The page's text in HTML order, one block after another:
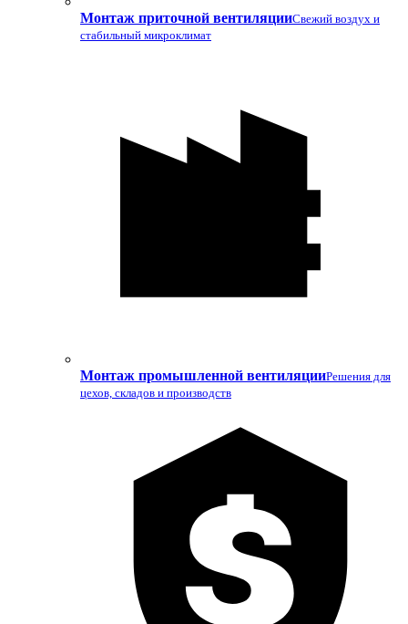
Монтаж приточной вентиляцииСвежий воздух и
стабильный микроклимат
Монтаж промышленной вентиляцииРешения для
цехов, складов и производств